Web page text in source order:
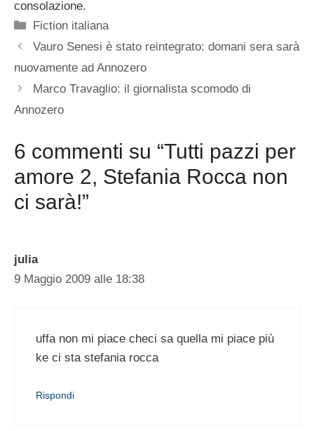
consolazione.
Categorie
Fiction italiana
Vauro Senesi è stato reintegrato: domani sera sarà
nuovamente ad Annozero
Marco Travaglio: il giornalista scomodo di
Annozero
6 commenti su “Tutti pazzi per
amore 2, Stefania Rocca non
ci sarà!”
julia
9 Maggio 2009 alle 18:38
uffa non mi piace checi sa quella mi piace più
ke ci sta stefania rocca
Rispondi